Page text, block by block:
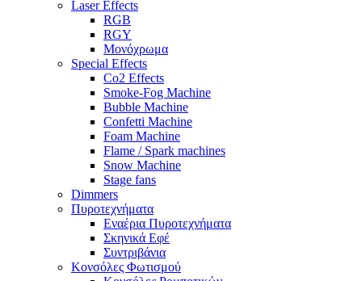
Laser Effects
RGB
RGY
Μονόχρωμα
Special Effects
Co2 Effects
Smoke-Fog Machine
Bubble Machine
Confetti Machine
Foam Machine
Flame / Spark machines
Snow Machine
Stage fans
Dimmers
Πυροτεχνήματα
Εναέρια Πυροτεχνήματα
Σκηνικά Εφέ
Συντριβάνια
Κονσόλες Φωτισμού